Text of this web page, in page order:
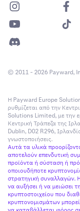
© 2011 - 2026 Payward,
Η Payward Europe
ρυθμίζεται από την
Solutions Limited, με την
Κεντρική Τράπεζα της
Dublin, D02 R296,
γνωστοποιήσεις.
Αυτά τα υλικά
αποτελούν επενδυτική
προϊόντα ή σύσταση ή
οποιουδήποτε
στρατηγική συναλλαγών.
να αυξήσει ή να μειώσει
κρυπτοστοιχείου που
κρυπτονομισμάτων